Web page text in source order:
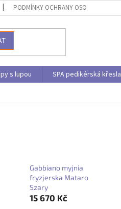
PODMÍNKY OCHRANY OSOBNÍCH ÚDAJŮ
s lupou SPA pedikérská křesla
Gabbiano myjnia
fryzjerska Mataro
Szary
15 670 Kč